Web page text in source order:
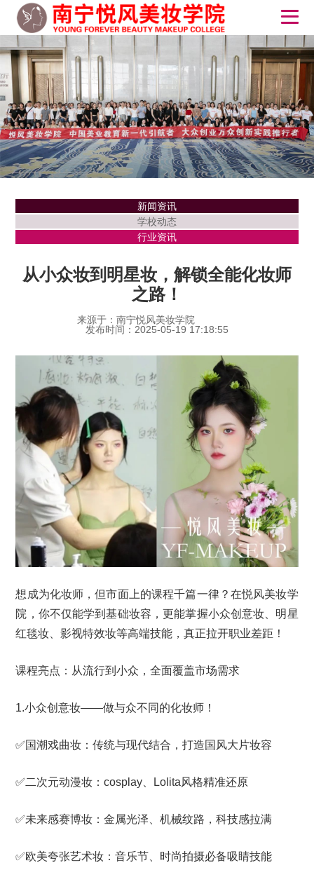
新闻资讯
学校动态
行业资讯
从小众妆到明星妆，解锁全能化妆师
之路！
来源于：南宁悦风美妆学院
发布时间：2025-05-19 17:18:55
想成为化妆师，但市面上的课程千篇一律？在悦风美妆学
院，你不仅能学到基础妆容，更能掌握小众创意妆、明星
红毯妆、影视特效妆等高端技能，真正拉开职业差距！
课程亮点：从流行到小众，全面覆盖市场需求
1.小众创意妆——做与众不同的化妆师！
✅国潮戏曲妆：传统与现代结合，打造国风大片妆容
✅二次元动漫妆：cosplay、Lolita风格精准还原
✅未来感赛博妆：金属光泽、机械纹路，科技感拉满
✅欧美夸张艺术妆：音乐节、时尚拍摄必备吸睛技能